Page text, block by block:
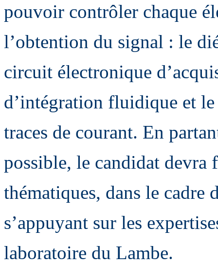
pouvoir contrôler chaque
l’obtention du signal : le
circuit électronique
d’intégration fluidique et
traces de courant. En
possible, le candidat devra
thématiques, dans le cadre
s’appuyant sur les
laboratoire du Lambe.